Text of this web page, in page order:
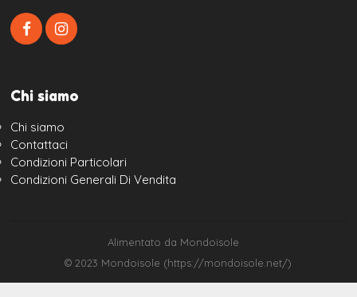
Chi siamo
Chi siamo
Contattaci
Condizioni Particolari
Condizioni Generali Di Vendita
© 2023 Mondoisole (https://mondoisole.net/)
Alimentato da Mondoisole